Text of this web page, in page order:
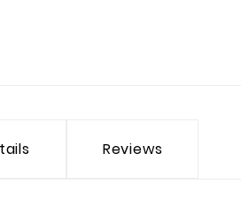
Reviews